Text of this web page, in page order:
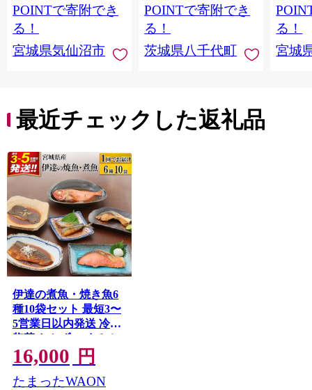
当 支援 サーモン 銀鮭
切り身 魚 わけあり
POINTで寄附でき
る！
宮城県気仙沼市
茨城 八千代町 ふるさ
と納税 冷凍 [SF951ya]
POINTで寄附でき
る！
茨城県八千代町
鮭 銀
介
る！
宮城
最近チェックした返礼品
伊達の煮魚・焼き魚6
種10袋セット 最短3〜
5営業日以内発送 冷凍
惣菜 おかず つまみ レ
ンチン 湯煎 簡単 煮物
煮付 塩焼 [煮魚 焼き魚
塩焼 鮭 サバ さば さん
16,000 円
たまったWAON